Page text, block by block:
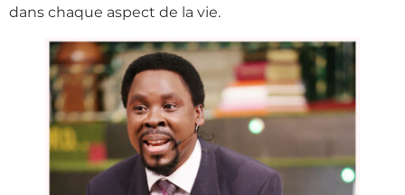
dans chaque aspect de la vie.